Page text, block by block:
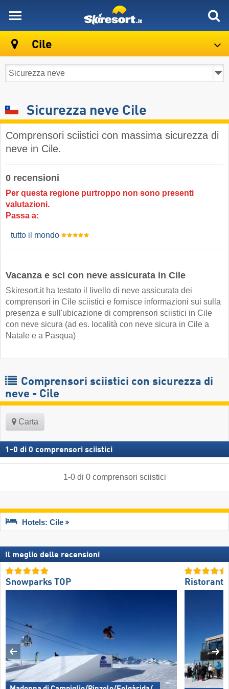
Cile
Sicurezza neve Cile
Comprensori sciistici con massima sicurezza di
neve in Cile.
0 recensioni
Per questa regione purtroppo non sono presenti
valutazioni.
Passa a:
tutto il mondo
Vacanza e sci con neve assicurata in Cile
Skiresort.it ha testato il livello di neve assicurata dei
comprensori in Cile sciistici e fornisce informazioni sui sulla
presenza e sull'ubicazione di comprensori sciistici in Cile
con neve sicura (ad es. località con neve sicura in Cile a
Natale e a Pasqua)
Comprensori sciistici con sicurezza di
neve - Cile
Carta
1 -0 di 0 comprensori sciistici
1-0di 0 comprensori sciistici
Hotels: Cile
Il meglio delle recensioni
Snowparks TOP